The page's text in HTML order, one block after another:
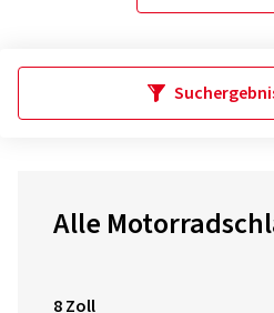
Alle
8 Zoll